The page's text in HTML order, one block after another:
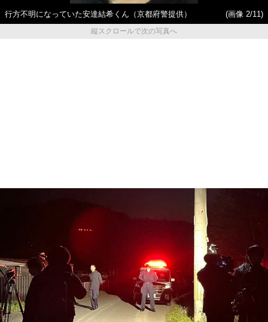
行方不明になっていた安達結希くん（京都府警提供）
(画像 2/11)
縦スクロールで次の写真へ